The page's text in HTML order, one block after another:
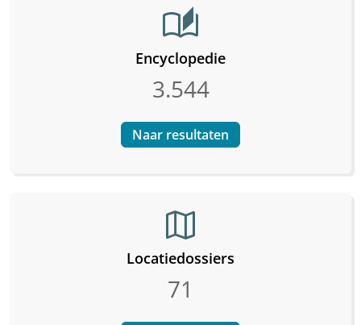
auto_stories
Encyclopedie
3.544
Naar resultaten
map
Locatiedossiers
71